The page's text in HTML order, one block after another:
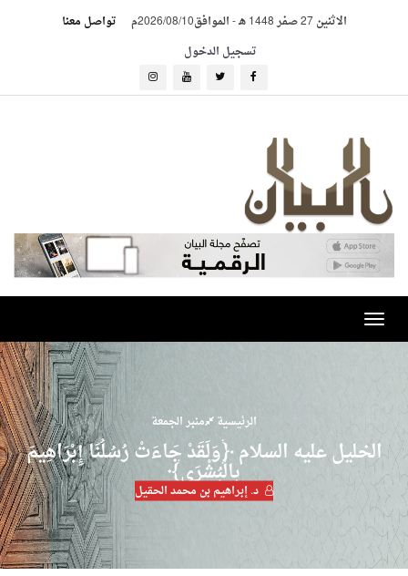
الاثنين 27 صفر 1448 هـ -الموافق2026/08/10م
تواصل معنا
تسجيل الدخول
Toggle
navigation
الرئيسية منبر الجمعة
الخليل عليه السلام ﴿وَلَقَدْ جَاءَتْ رُسُلُنَا إِبْرَاهِيمَ
بِالْبُشْرَى﴾
د. إبراهيم بن محمد الحقيل